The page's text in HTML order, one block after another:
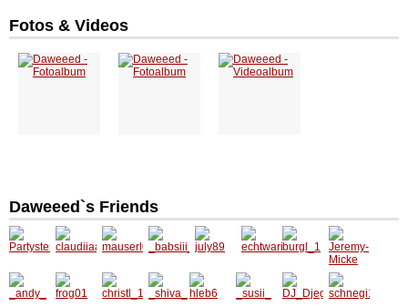
Fotos & Videos
Daweeed`s Friends